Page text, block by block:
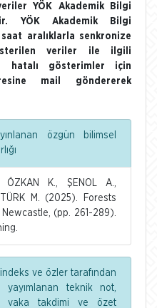
YÖK Akademik Bilgi
YÖK Akademik Bilgi
aralıklarla senkronize
veriler ile ilgili
hatalı gösterimler için
mail göndererek
özgün bilimsel
K., ŞENOL A.,
M. (2025). Forests
(pp. 261-289).
indeks ve özler tarafından
teknik not,
vaka takdimi ve özet